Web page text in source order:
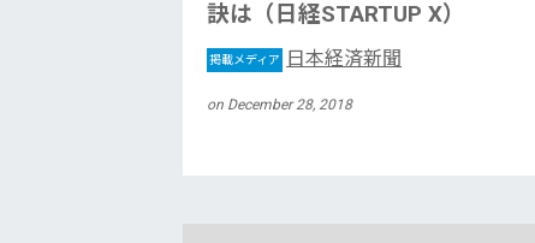
訣は（日経STARTUP X）
掲載メディア 日本経済新聞
on December 28, 2018